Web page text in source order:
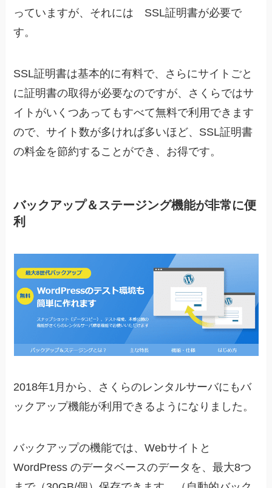
っていますが、それには SSL証明書が必要で
す。
SSL証明書は基本的に有料で、さらにサイトごと
に証明書の取得が必要なのですが、さくらではサ
イトがいくつあってもすべて無料で利用できます
ので、サイト数が多ければ多いほど、SSL証明書
の料金を節約することができ、お得です。
バックアップ＆ステージング機能が非常に便
利
2018年1月から、さくらのレンタルサーバにもバ
ックアップ機能が利用できるようになりました。
バックアップの機能では、Webサイトと
WordPress のデータベースのデータを、最大8つ